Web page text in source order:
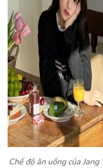
Chế độ ăn uống của